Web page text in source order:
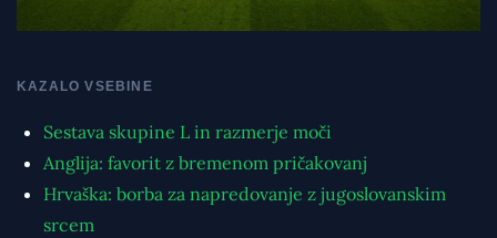
KAZALO VSEBINE
Sestava skupine L in razmerje moči
Anglija: favorit z bremenom pričakovanj
Hrvaška: borba za napredovanje z jugoslovanskim
srcem